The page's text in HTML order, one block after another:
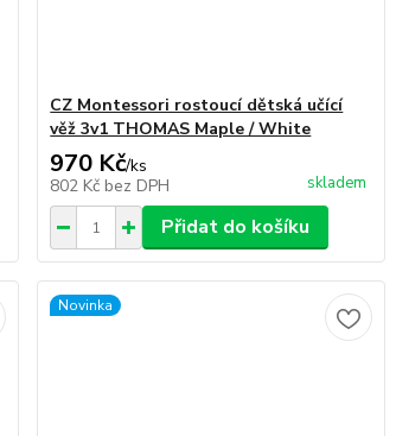
CZ Montessori rostoucí dětská učící
věž 3v1 THOMAS Maple / White
970 Kč/ks
802 Kč bez DPH skladem
Přidat do košíku
Novinka